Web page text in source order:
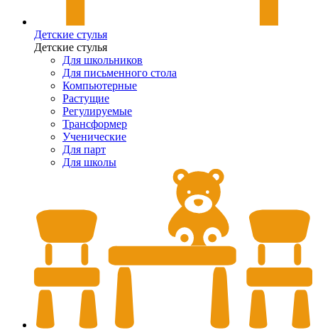
Детские стулья
Детские стулья
Для школьников
Для письменного стола
Компьютерные
Растущие
Регулируемые
Трансформер
Ученические
Для парт
Для школы